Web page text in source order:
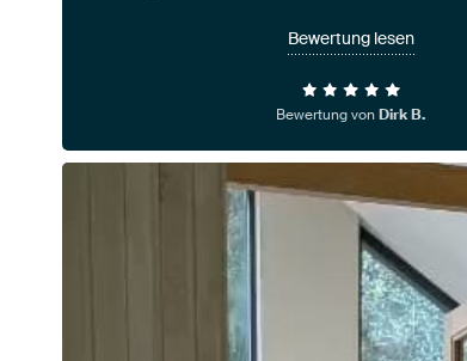
Bewertung lesen
Bewertung vonDirk B.